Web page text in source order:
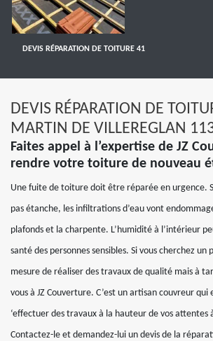
DEVIS RÉPARATION DE TOITURE 41
DEVIS RÉPARATION DE
MARTIN DE VILLEREGLAN
Faites appel à l’expertise de JZ
rendre votre toiture de nouveau
Une fuite de toiture doit être réparée en urgence.
pas étanche, les infiltrations d’eau vont
plafonds et la charpente. L’humidité à l’intérieur
santé des personnes sensibles. Si vous cherchez un
mesure de réaliser des travaux de qualité mais à
vous à JZ Couverture. C’est un artisan couvreur qui
‘effectuer des travaux à la hauteur de vos attentes
Contactez-le et demandez-lui un devis de la